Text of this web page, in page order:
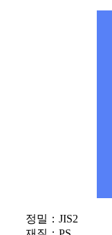
정밀：JIS2